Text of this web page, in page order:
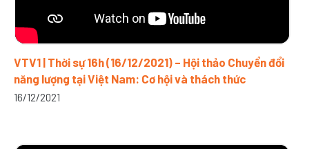
VTV1 | Thời sự 16h (16/12/2021) – Hội thảo Chuyển đổi
năng lượng tại Việt Nam: Cơ hội và thách thức
16/12/2021